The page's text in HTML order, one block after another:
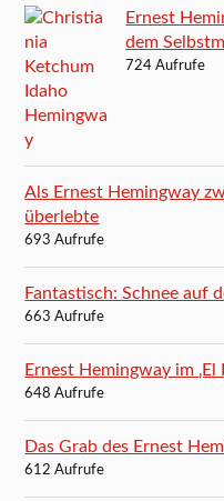
Ernest
dem
724 Aufrufe
Als Ernest Hemingway
überlebte
693 Aufrufe
Fantastisch: Schnee auf
663 Aufrufe
Ernest Hemingway im
648 Aufrufe
Das Grab des Ernest
612 Aufrufe